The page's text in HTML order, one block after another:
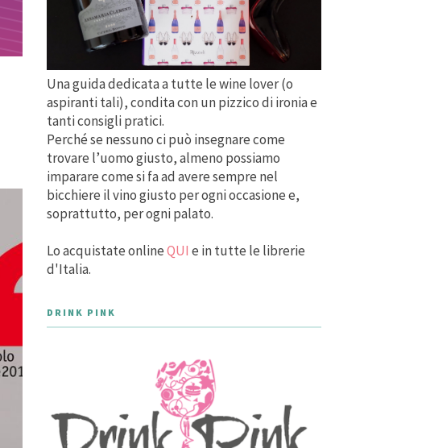
Una guida dedicata a tutte le wine lover (o
aspiranti tali), condita con un pizzico di ironia e
tanti consigli pratici.
Perché se nessuno ci può insegnare come
trovare l’uomo giusto, almeno possiamo
imparare come si fa ad avere sempre nel
bicchiere il vino giusto per ogni occasione e,
soprattutto, per ogni palato.
Lo acquistate onlineQUI e in tutte le librerie
d'Italia.
DRINK PINK